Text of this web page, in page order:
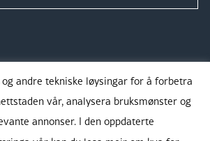
andre tekniske løysingar for å forbetra
vår, analysera bruksmønster og
annonser. I den oppdaterte